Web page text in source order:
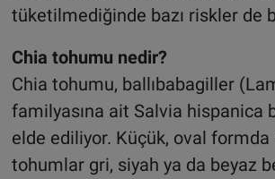
tüketilmediğinde bazı riskler de
Chia tohumu nedir?
Chia tohumu, ballıbabagiller
familyasına ait Salvia hispanica
elde ediliyor. Küçük, oval formda
tohumlar gri, siyah ya da beyaz